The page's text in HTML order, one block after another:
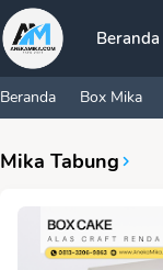
Beranda
Beranda Box Mika
Mika Tabung